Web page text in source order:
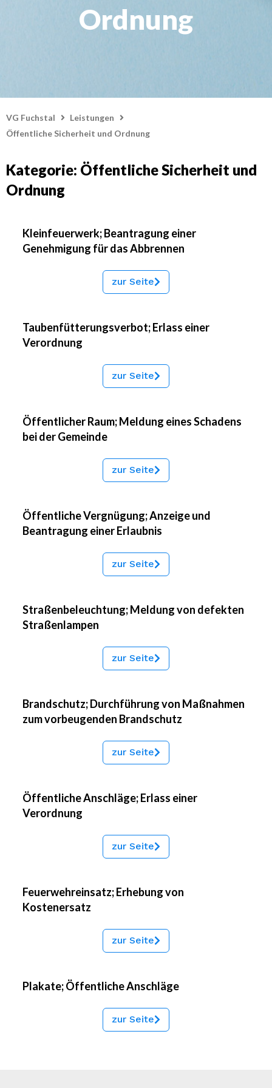
Ordnung
VG Fuchstal
Leistungen
Öffentliche Sicherheit und Ordnung
Kategorie: Öffentliche Sicherheit und
Ordnung
Kleinfeuerwerk; Beantragung einer
Genehmigung für das Abbrennen
zur Seite
Taubenfütterungsverbot; Erlass einer
Verordnung
zur Seite
Öffentlicher Raum; Meldung eines Schadens
bei der Gemeinde
zur Seite
Öffentliche Vergnügung; Anzeige und
Beantragung einer Erlaubnis
zur Seite
Straßenbeleuchtung; Meldung von defekten
Straßenlampen
zur Seite
Brandschutz; Durchführung von Maßnahmen
zum vorbeugenden Brandschutz
zur Seite
Öffentliche Anschläge; Erlass einer
Verordnung
zur Seite
Feuerwehreinsatz; Erhebung von
Kostenersatz
zur Seite
Plakate; Öffentliche Anschläge
zur Seite